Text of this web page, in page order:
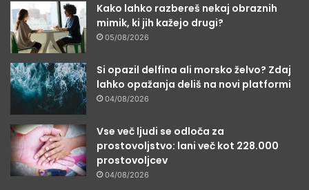
Kako lahko razbereš nekaj obraznih
mimik, ki jih kažejo drugi?
05/08/2026
Si opazil delfina ali morsko želvo? Zdaj
lahko opažanja deliš na novi platformi
04/08/2026
Vse več ljudi se odloča za
prostovoljstvo: lani več kot 228.000
prostovoljcev
04/08/2026